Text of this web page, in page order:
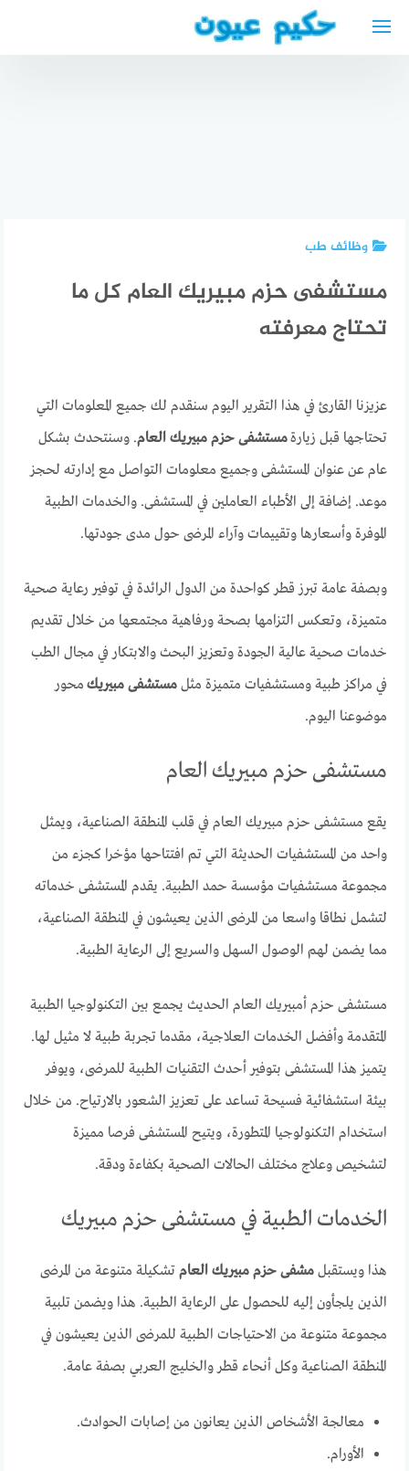
وظائف طب
مستشفى حزم مبيريك العام كل ما
تحتاج معرفته
عزيزنا القارئ في هذا التقرير اليوم سنقدم لك جميع المعلومات التي
تحتاجها قبل زيارةمستشفى حزم مبيريك العام. وسنتحدث بشكل
عام عن عنوان المستشفى وجميع معلومات التواصل مع إدارته لحجز
موعد. إضافة إلى الأطباء العاملين في المستشفى. والخدمات الطبية
الموفرة وأسعارها وتقييمات وآراء المرضى حول مدى جودتها.
وبصفة عامة تبرز قطر كواحدة من الدول الرائدة في توفير رعاية صحية
متميزة، وتعكس التزامها بصحة ورفاهية مجتمعها من خلال تقديم
خدمات صحية عالية الجودة وتعزيز البحث والابتكار في مجال الطب
في مراكز طبية ومستشفيات متميزة مثلمستشفى مبيريك محور
موضوعنا اليوم.
مستشفى حزم مبيريك العام
يقع مستشفى حزم مبيريك العام في قلب المنطقة الصناعية، ويمثل
واحد من المستشفيات الحديثة التي تم افتتاحها مؤخرا كجزء من
مجموعة مستشفيات مؤسسة حمد الطبية. يقدم المستشفى خدماته
لتشمل نطاقا واسعا من المرضى الذين يعيشون في المنطقة الصناعية،
مما يضمن لهم الوصول السهل والسريع إلى الرعاية الطبية.
مستشفى حزم أمبيريك العام الحديث يجمع بين التكنولوجيا الطبية
المتقدمة وأفضل الخدمات العلاجية، مقدما تجربة طبية لا مثيل لها.
يتميز هذا المستشفى بتوفير أحدث التقنيات الطبية للمرضى، ويوفر
بيئة استشفائية فسيحة تساعد على تعزيز الشعور بالارتياح. من خلال
استخدام التكنولوجيا المتطورة، ويتيح المستشفى فرصا مميزة
لتشخيص وعلاج مختلف الحالات الصحية بكفاءة ودقة.
الخدمات الطبية في مستشفى حزم مبيريك
هذا ويستقبلمشفى حزم مبيريك العام تشكيلة متنوعة من المرضى
الذين يلجأون إليه للحصول على الرعاية الطبية. هذا ويضمن تلبية
مجموعة متنوعة من الاحتياجات الطبية للمرضى الذين يعيشون في
المنطقة الصناعية وكل أنحاء قطر والخليج العربي بصفة عامة.
معالجة الأشخاص الذين يعانون من إصابات الحوادث.
الأورام.